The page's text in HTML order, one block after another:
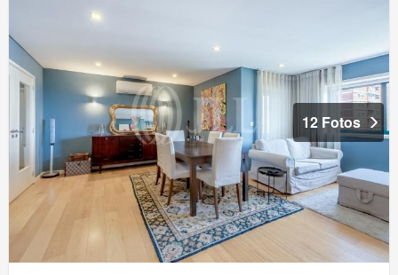
12 Fotos